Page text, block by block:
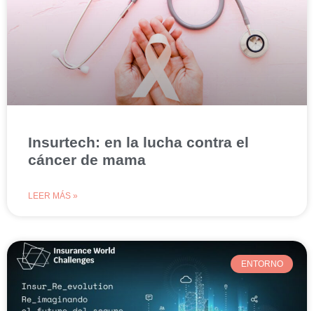
Insurtech: en la lucha contra el
cáncer de mama
LEER MÁS »
ENTORNO